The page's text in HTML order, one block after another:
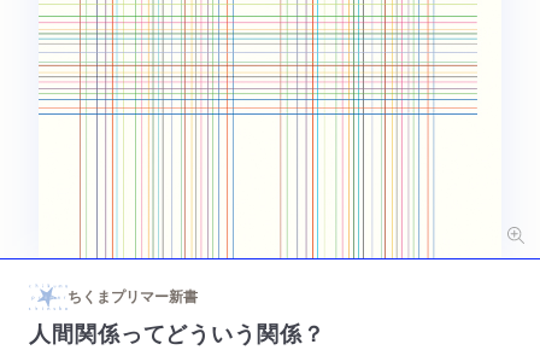
ちくまプリマー新書
人間関係ってどういう関係？